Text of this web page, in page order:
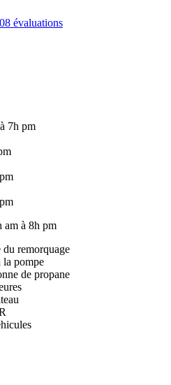
évaluations
7h pm
am à 8h pm
remorquage
la pompe
de propane